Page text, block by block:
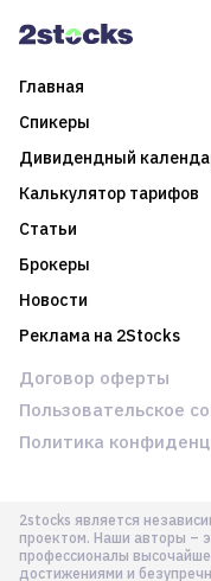
Главная
Спикеры
Дивидендный
Калькулятор тарифов
Статьи
Брокеры
Новости
Реклама на 2Stocks
2stocks является
проектом. Наши авторы –
профессионалы
достижениями и
Договор оферты
Пользовательское
Политика